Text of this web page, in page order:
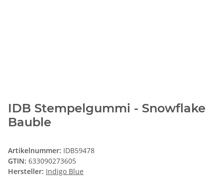
IDB Stempelgummi - Snowflake
Bauble
Artikelnummer: IDB59478
GTIN: 633090273605
Hersteller: Indigo Blue